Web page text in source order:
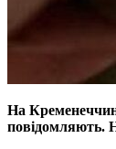
На
повідомляють.